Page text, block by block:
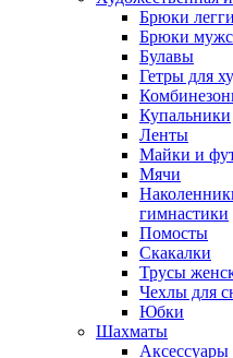
Брюки
Брюки
Булавы
Гетры для
Купальники
Ленты
Майки и
Мячи
гимнастики
Помосты
Скакалки
Трусы
Чехлы для
Юбки
Шахматы
Аксессуары